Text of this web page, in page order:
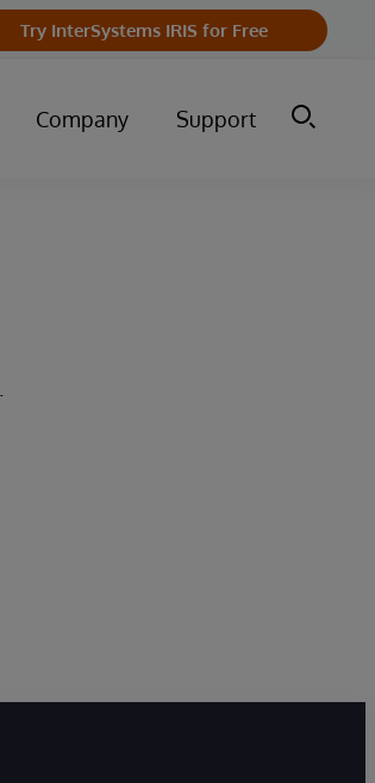
Try InterSystems IRIS for Free
Company Support